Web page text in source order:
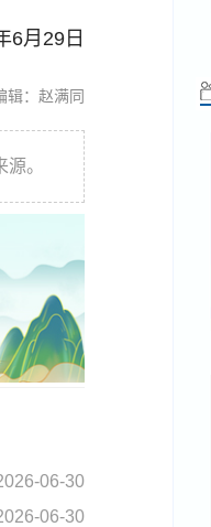
6月29日
辑：赵满同
。
06-30
06-30